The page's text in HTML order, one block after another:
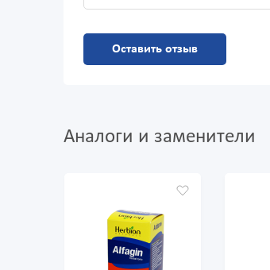
Оставить отзыв
Аналоги и заменители